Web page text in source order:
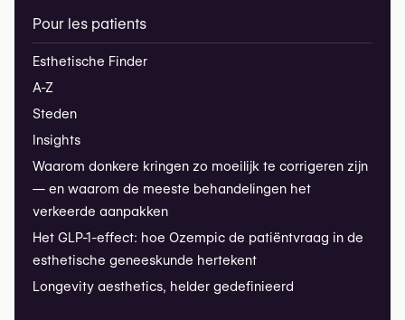
Pour les patients
Esthetische Finder
A-Z
Steden
Insights
Waarom donkere kringen zo moeilijk te corrigeren zijn
— en waarom de meeste behandelingen het
verkeerde aanpakken
Het GLP-1-effect: hoe Ozempic de patiëntvraag in de
esthetische geneeskunde hertekent
Longevity aesthetics, helder gedefinieerd